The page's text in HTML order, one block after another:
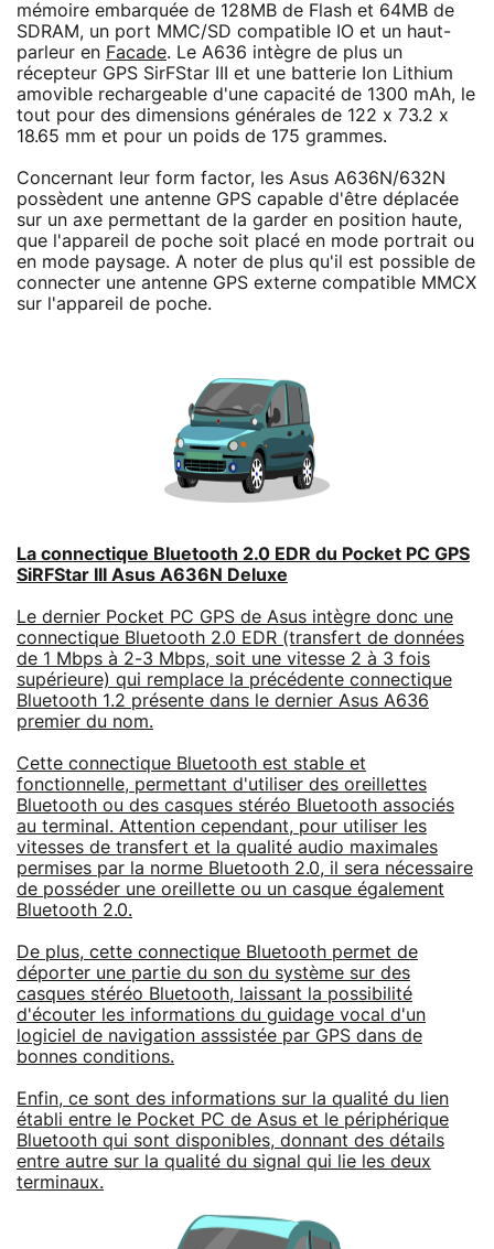
mémoire embarquée de 128MB de Flash et 64MB de
SDRAM, un port MMC/SD compatible IO et un haut-
parleur en Facade. Le A636 intègre de plus un
récepteur GPS SirFStar III et une batterie Ion Lithium
amovible rechargeable d'une capacité de 1300 mAh, le
tout pour des dimensions générales de 122 x 73.2 x
18.65 mm et pour un poids de 175 grammes.
Concernant leur form factor, les Asus A636N/632N
possèdent une antenne GPS capable d'être déplacée
sur un axe permettant de la garder en position haute,
que l'appareil de poche soit placé en mode portrait ou
en mode paysage. A noter de plus qu'il est possible de
connecter une antenne GPS externe compatible MMCX
sur l'appareil de poche.
La connectique Bluetooth 2.0 EDR du Pocket PC GPS
SiRFStar III Asus A636N Deluxe
Le dernier Pocket PC GPS de Asus intègre donc une
connectique Bluetooth 2.0 EDR (transfert de données
de 1 Mbps à 2-3 Mbps, soit une vitesse 2 à 3 fois
supérieure) qui remplace la précédente connectique
Bluetooth 1.2 présente dans le dernier Asus A636
premier du nom.
Cette connectique Bluetooth est stable et
fonctionnelle, permettant d'utiliser des oreillettes
Bluetooth ou des casques stéréo Bluetooth associés
au terminal. Attention cependant, pour utiliser les
vitesses de transfert et la qualité audio maximales
permises par la norme Bluetooth 2.0, il sera nécessaire
de posséder une oreillette ou un casque également
Bluetooth 2.0.
De plus, cette connectique Bluetooth permet de
déporter une partie du son du système sur des
casques stéréo Bluetooth, laissant la possibilité
d'écouter les informations du guidage vocal d'un
logiciel de navigation asssistée par GPS dans de
bonnes conditions.
Enfin, ce sont des informations sur la qualité du lien
établi entre le Pocket PC de Asus et le périphérique
Bluetooth qui sont disponibles, donnant des détails
entre autre sur la qualité du signal qui lie les deux
terminaux.